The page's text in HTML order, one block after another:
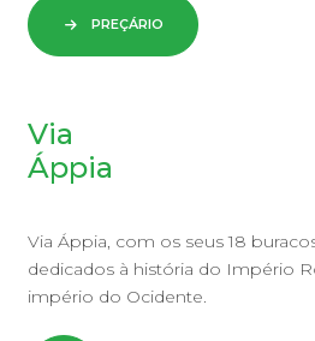
PREÇÁRIO
Via
Áppia
Via Áppia, com os seus 18
dedicados à história do Império
império do Ocidente.